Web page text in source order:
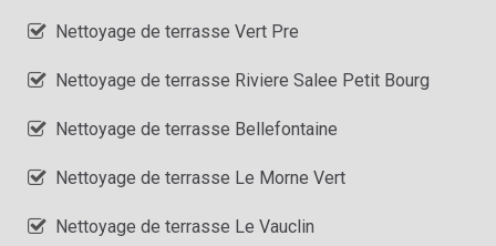
Nettoyage de terrasse Vert Pre
Nettoyage de terrasse Riviere Salee Petit Bourg
Nettoyage de terrasse Bellefontaine
Nettoyage de terrasse Le Morne Vert
Nettoyage de terrasse Le Vauclin